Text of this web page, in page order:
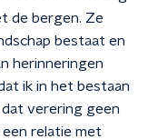
de bergen. Ze
bestaat en
herinneringen
ik in het bestaan
verering geen
een relatie met